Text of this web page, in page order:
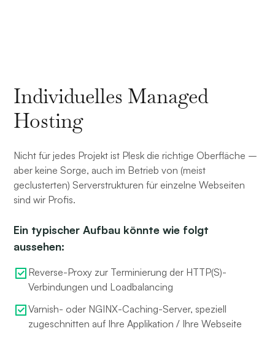
Individuelles Managed
Hosting
Nicht für jedes Projekt ist Plesk die richtige Oberfläche –
aber keine Sorge, auch im Betrieb von (meist
geclusterten) Serverstrukturen für einzelne Webseiten
sind wir Profis.
Ein typischer Aufbau könnte wie folgt
aussehen:
Reverse-Proxy zur Terminierung der HTTP(S)-
Verbindungen und Loadbalancing
Varnish- oder NGINX-Caching-Server, speziell
zugeschnitten auf Ihre Applikation / Ihre Webseite